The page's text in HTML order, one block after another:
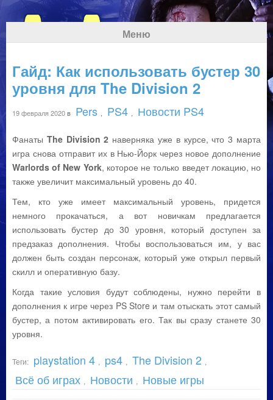
Меню
Гайд: Как использовать бустер 30
уровня для The Division 2
19 февраля 2020в Pers PS4 Новости PS4
Фанаты The Division 2 наверняка уже в курсе, что 3 марта
игра снова отправит их в Нью-Йорк через новое дополнение
Warlords of New York, которое не только введет локацию, но
также увеличит максимальный уровень до 40.
Тем, кто уже имеет максимальный уровень, придется
немного прокачаться, а вот новичкам предлагается
использовать бустер до 30 уровня, который доступен за
предзаказ дополнения. Чтобы воспользоваться им, у вас
должен быть создан персонаж, который уже открыл первый
скилл и оперативную базу.
Когда такие условия будут соблюдены, нужно перейти в
дополнения к игре через PS Store и там отыскать этот самый
бустер, а потом активировать его. Так вы сразу станете 30
уровня.
Теги: playstation 4 , ps4 , The Division 2 ,
Всё об играх , Новости , Новые игры